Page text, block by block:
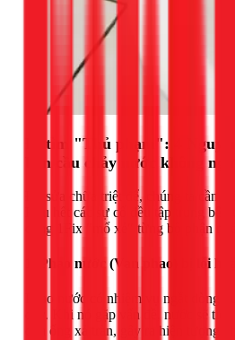
Đi tìm "Thủ phạm": 4
bồn cầu chảy nước không
Để sửa chữa triệt để, chúng ta cần
Hầu hết các sự cố đều tập trung bên
cùng 1Fix "mổ xẻ" từng bộ phận
1. Phao nước (Van phao) bị lỗi
Phao nước có nhiệm vụ ngắt dòng
đầy. Khi nó gặp vấn đề, nước sẽ
qua ống xả tràn, gây ra hiện tượng